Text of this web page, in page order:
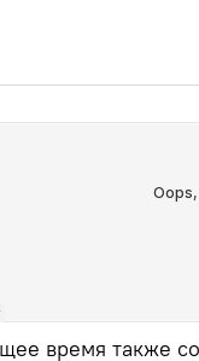
время также